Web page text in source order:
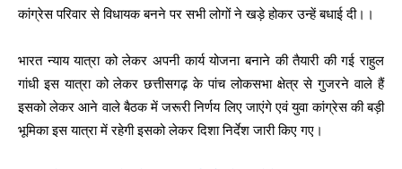
कांग्रेस परिवार से विधायक बनने पर सभी लोगों ने खड़े होकर उन्हें बधाई दी।।
भारत न्याय यात्रा को लेकर अपनी कार्य योजना बनाने की तैयारी की गई राहुल
गांधी इस यात्रा को लेकर छत्तीसगढ़ के पांच लोकसभा क्षेत्र से गुजरने वाले हैं
इसको लेकर आने वाले बैठक में जरूरी निर्णय लिए जाएंगे एवं युवा कांग्रेस की बड़ी
भूमिका इस यात्रा में रहेगी इसको लेकर दिशा निर्देश जारी किए गए।